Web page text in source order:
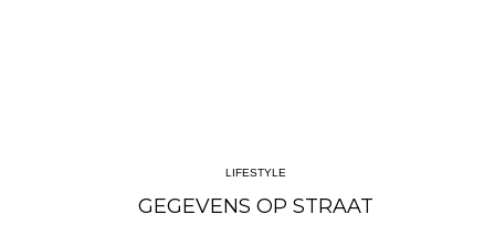
LIFESTYLE
GEGEVENS OP STRAAT